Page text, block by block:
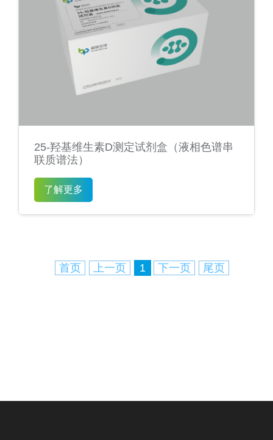
25-羟基维生素D测定试剂盒（液相色谱串
联质谱法）
了解更多
首页 上一页 1 下一页 尾页